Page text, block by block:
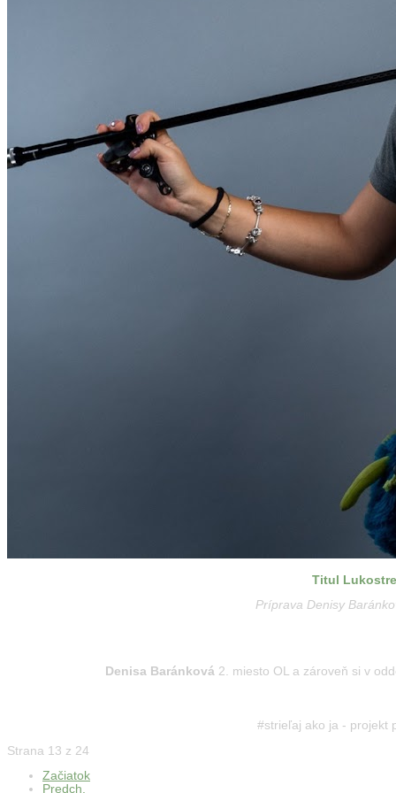
Titul
Príprava Denisy
Denisa Baránková 2. miesto OL a zároveň si v
#strieľaj ako ja - projekt
Strana 13 z 24
Začiatok
Predch.